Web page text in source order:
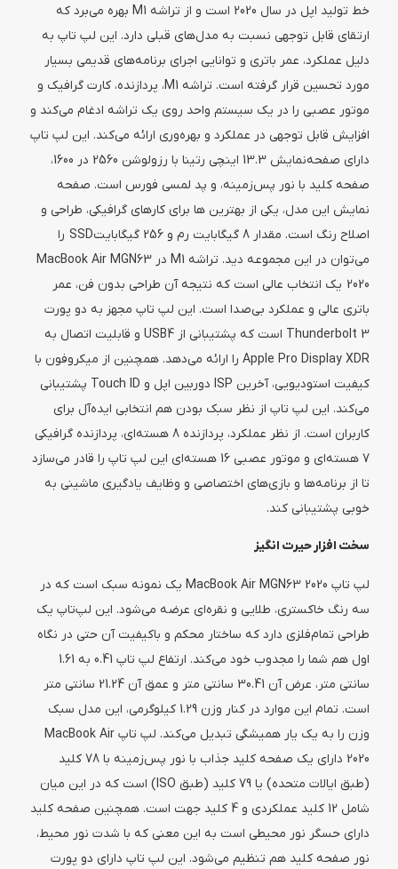
خط تولید اپل در سال 2020 است و از تراشه M1 بهره می‌برد که
ارتقای قابل توجهی نسبت به مدل‌های قبلی دارد. این لپ تاپ به
دلیل عملکرد، عمر باتری و توانایی اجرای برنامه‌های قدیمی بسیار
مورد تحسین قرار گرفته است. تراشه M1، پردازنده، کارت گرافیک و
موتور عصبی را در یک سیستم واحد روی یک تراشه ادغام می‌کند و
افزایش قابل توجهی در عملکرد و بهره‌وری ارائه می‌کند. این لپ تاپ
دارای صفحه‌نمایش 13.3 اینچی رتینا با رزولوشن 2560 در 1600،
صفحه کلید با نور پس‌زمینه، و پد لمسی فورس است. صفحه
نمایش این مدل، یکی از بهترین ها برای کارهای گرافیکی، طراحی و
اصلاح رنگ است. مقدار 8 گیگابایت رم و 256 گیگابایتSSD را
می‌توان در این مجموعه دید. تراشه M1 در MacBook Air MGN63
2020 یک انتخاب عالی است که نتیجه آن طراحی بدون فن، عمر
باتری عالی و عملکرد بی‌صدا است. این لپ تاپ مجهز به دو پورت
Thunderbolt 3 است که پشتیبانی از USB4 و قابلیت اتصال به
Apple Pro Display XDR را ارائه می‌دهد. همچنین از میکروفون با
کیفیت استودیویی، آخرین ISP دوربین اپل و Touch ID پشتیبانی
می‌کند. این لپ تاپ از نظر سبک بودن هم انتخابی ایده‌آل برای
کاربران است. از نظر عملکرد، پردازنده 8 هسته‌ای، پردازنده گرافیکی
7 هسته‌ای و موتور عصبی 16 هسته‌ای این لپ تاپ را قادر می‌سازد
تا از برنامه‌ها و بازی‌های اختصاصی و وظایف یادگیری ماشینی به
خوبی پشتیبانی کند.
سخت افزار حیرت انگیز
لپ تاپ MacBook Air MGN63 2020 یک نمونه سبک است که در
سه رنگ خاکستری، طلایی و نقره‌ای عرضه می‌شود. این لپ‌تاپ یک
طراحی تمام‌فلزی دارد که ساختار محکم و باکیفیت آن حتی در نگاه
اول هم شما را مجدوب خود می‌کند. ارتفاع لپ تاپ 0.41 به 1.61
سانتی متر، عرض آن 30.41 سانتی متر و عمق آن 21.24 سانتی متر
است. تمام این موارد در کنار وزن 1.29 کیلوگرمی، این مدل سبک
وزن را به یک یار همیشگی تبدیل می‌کند. لپ تاپ MacBook Air
2020 دارای یک صفحه کلید جذاب با نور پس‌زمینه با 78 کلید
(طبق ایالات متحده) یا 79 کلید (طبق ISO) است که در این میان
شامل 12 کلید عملکردی و 4 کلید جهت است. همچنین صفحه کلید
دارای حسگر نور محیطی است به این معنی که با شدت نور محیط،
نور صفحه کلید هم تنظیم می‌شود. این لپ تاپ دارای دو پورت